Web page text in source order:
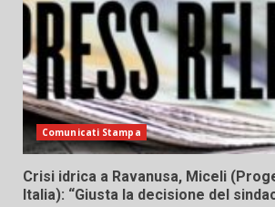
Comunicati Stampa
Crisi idrica a Ravanusa, Miceli
Italia): “Giusta la decisione del